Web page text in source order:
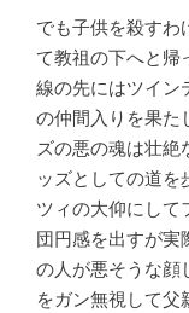
でも子供を殺すわ
て教祖の下へと帰
線の先にはツイン
の仲間入りを果た
ズの悪の魂は壮絶
ッズとしての道
ツィの大仰にして
団円感を出すが実
の人が悪そうな顔
をガン無視して